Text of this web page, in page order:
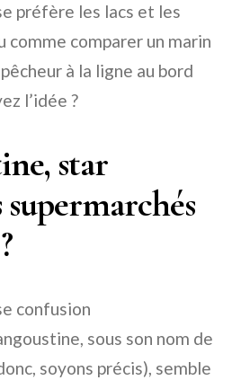
préfère les lacs et les
comme comparer un marin
à la ligne au bord
l’idée ?
star
supermarchés
confusion
sous son nom de
soyons précis), semble